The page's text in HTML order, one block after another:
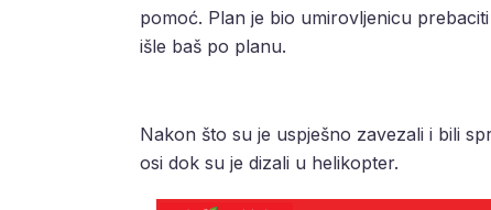
pomoć. Plan je bio umirovljenicu
išle baš po planu.
Nakon što su je uspješno zavezali i bili
osi dok su je dizali u helikopter.